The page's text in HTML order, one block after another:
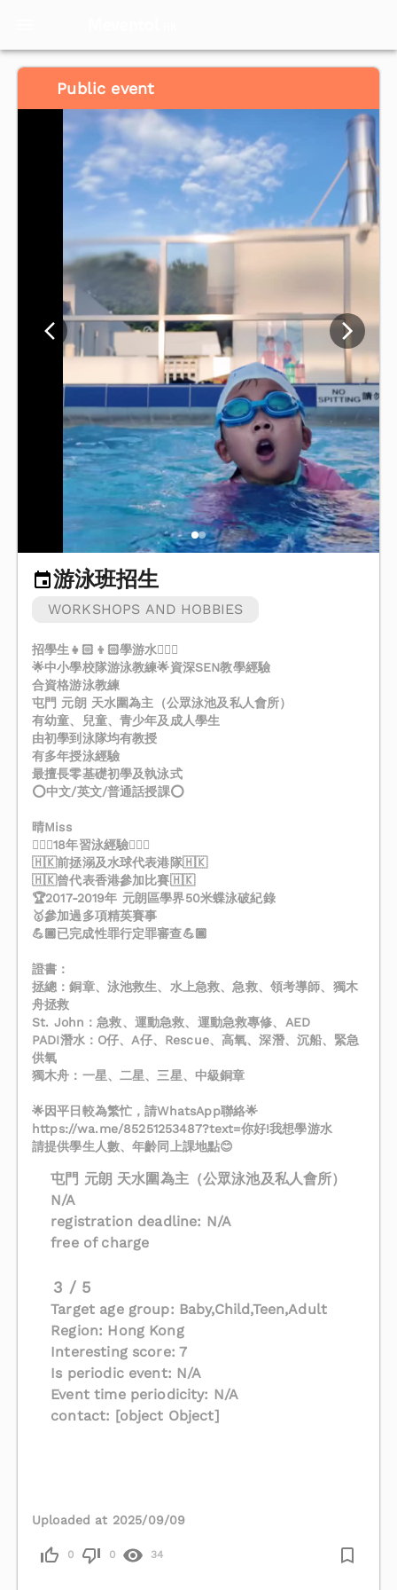
Public event
游泳班招生
WORKSHOPS AND HOBBIES
招學生👧🏻👦🏻學游水🏊🏻‍♀️
🌟中小學校隊游泳教練🌟資深SEN教學經驗
合資格游泳教練
屯門 元朗 天水圍為主（公眾泳池及私人會所）
有幼童、兒童、青少年及成人學生
由初學到泳隊均有教授
有多年授泳經驗
最擅長零基礎初學及執泳式
⭕️中文/英文/普通話授課⭕️
晴Miss
‍🏊🏻‍♀️18年習泳經驗🏊🏻‍♀️
🇭🇰前拯溺及水球代表港隊🇭🇰
🇭🇰曾代表香港參加比賽🇭🇰
🏆2017-2019年 元朗區學界50米蝶泳破紀錄
🥇參加過多項精英賽事
💪🏿已完成性罪行定罪審查💪🏿
證書：
拯總：銅章、泳池救生、水上急救、急救、領考導師、獨木
舟拯救
St. John：急救、運動急救、運動急救專修、AED
PADI潛水：O仔、A仔、Rescue、高氧、深潛、沉船、緊急
供氧
獨木舟：一星、二星、三星、中級銅章
🌟因平日較為繁忙，請WhatsApp聯絡🌟
https://wa.me/85251253487?text=你好!我想學游水
請提供學生人數、年齡同上課地點😊
屯門 元朗 天水圍為主（公眾泳池及私人會所）
N/A
registration deadline: N/A
free of charge
3 / 5
Target age group: Baby,Child,Teen,Adult
Region: Hong Kong
Interesting score: 7
Is periodic event: N/A
Event time periodicity: N/A
contact: [object Object]
Uploaded at 2025/09/09
0 0 34